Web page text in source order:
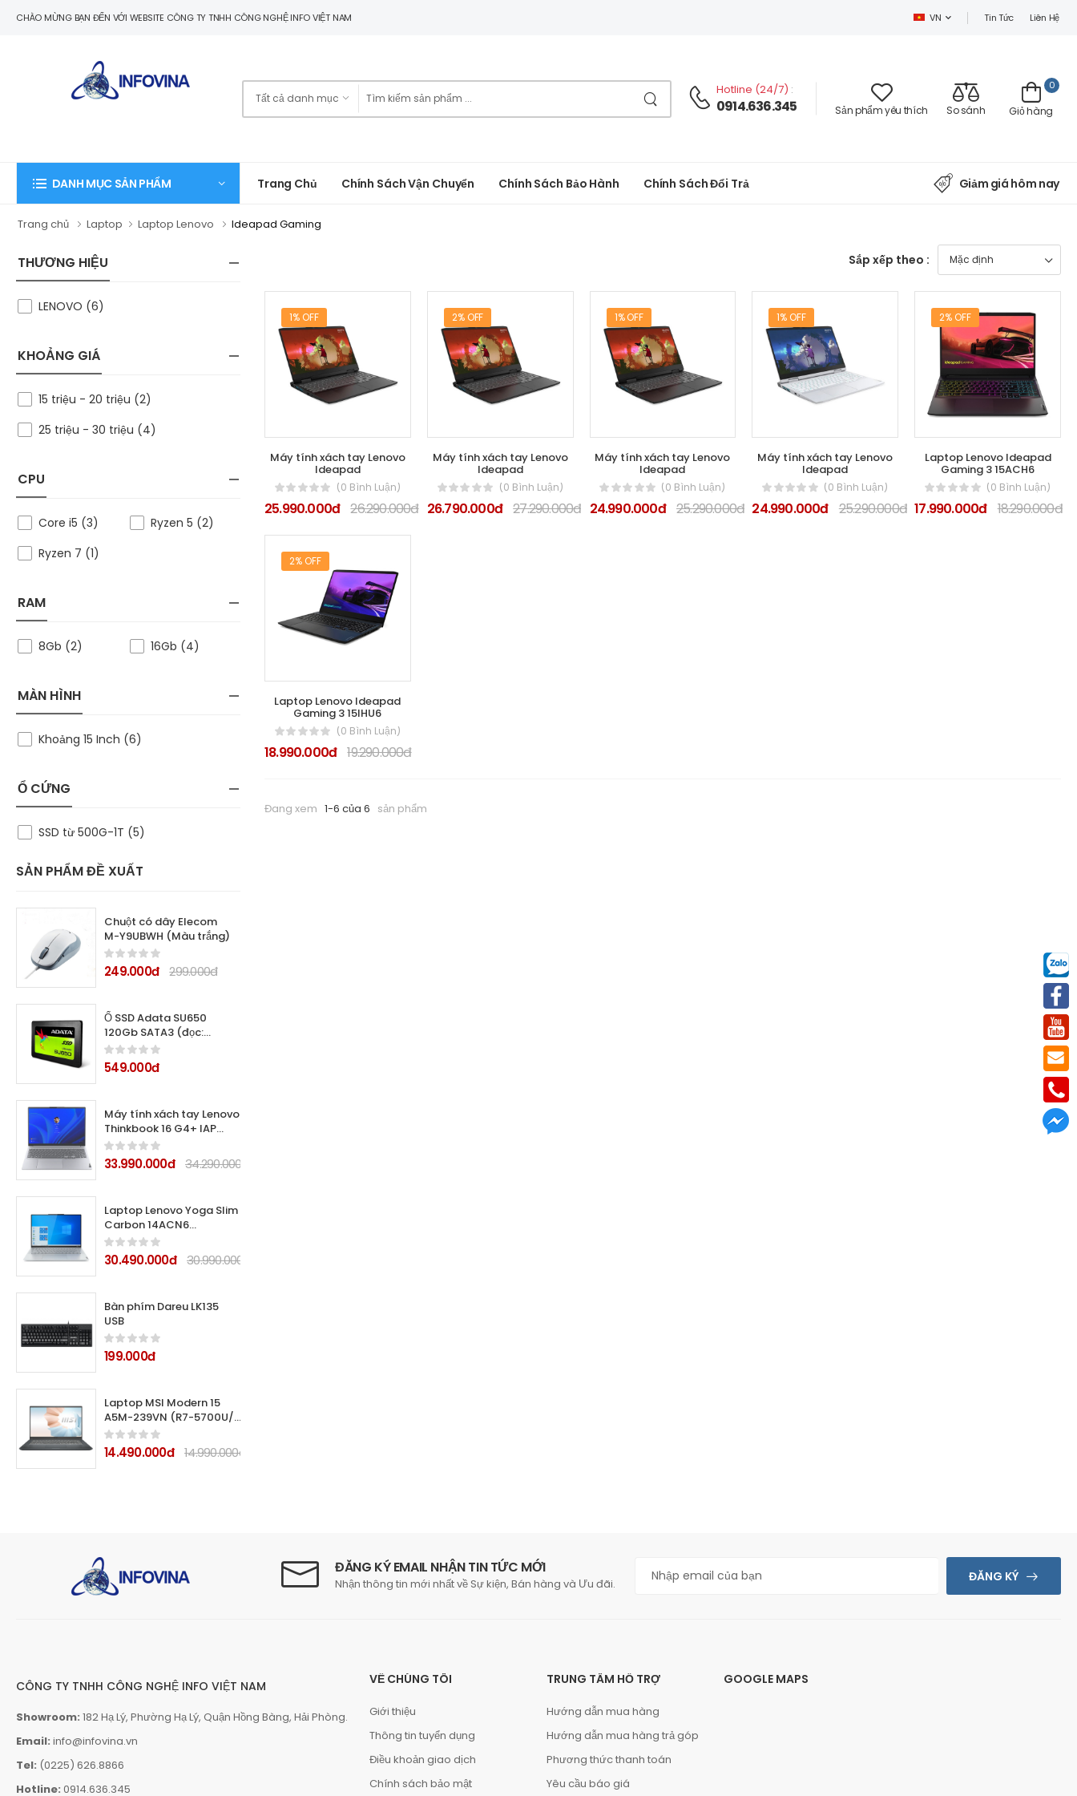
CHÀO MỪNG BẠN ĐẾN VỚI WEBSITE CÔNG TY TNHH CÔNG NGHỆ INFO VIỆT NAM VN Tin Tức Liên Hệ
Hotline (24/7) :
0914.636.345 Sản phẩm yêu thích So sánh
0
Giỏ hàng
DANH MỤC SẢN PHẨM Trang Chủ Chính Sách Vận Chuyển Chính Sách Bảo Hành Chính Sách Đổi Trả Giảm giá hôm nay
Trang chủ Laptop Laptop Lenovo Ideapad Gaming
THƯƠNG HIỆU
LENOVO (6)
KHOẢNG GIÁ
15 triệu - 20 triệu (2)
25 triệu - 30 triệu (4)
CPU
Core i5 (3)
Ryzen 5 (2)
Ryzen 7 (1)
RAM
8Gb (2) 16Gb (4)
MÀN HÌNH
Khoảng 15 Inch (6)
Ổ CỨNG
SSD từ 500G-1T (5)
SẢN PHẨM ĐỀ XUẤT
Chuột có dây Elecom
M-Y9UBWH (Màu trắng)
249.000đ 299.000đ
Ổ SSD Adata SU650
120Gb SATA3 (đọc:
520MB/s /ghi:
320MB/s)
549.000đ
Máy tính xách tay Lenovo
Thinkbook 16 G4+ IAP
21CY003JVN (Core i5
12500H/ 16GB/ 1TB SSD/
Nvidia GeForce RTX 2050
Home/ Grey/ Vỏ nhôm)
33.990.000đ 34.290.000đ
Laptop Lenovo Yoga Slim 7
Carbon 14ACN6
82L0005BVN (Ryzen 7
5800U/ RAM 16Gb/ 1Tb
SSD/ 14
30.490.000đ 30.990.000đ
Bàn phím Dareu LK135
USB
199.000đ
Laptop MSI Modern 15
A5M-239VN (R7-5700U/
8GB/ 512GB SSD/ 15.6FHD,
60Hz/ VGA ON/ Win11/
Grey/ Vỏ nhôm)
14.490.000đ 14.990.000đ
Sắp xếp theo :
1% OFF
Máy tính xách tay Lenovo
Ideapad
(0 Bình Luận)
25.990.000đ 26.290.000đ
2% OFF
Máy tính xách tay Lenovo
Ideapad
(0 Bình Luận)
26.790.000đ 27.290.000đ
1% OFF
Máy tính xách tay Lenovo
Ideapad
(0 Bình Luận)
24.990.000đ 25.290.000đ
1% OFF
Máy tính xách tay Lenovo
Ideapad
(0 Bình Luận)
24.990.000đ 25.290.000đ
2% OFF
Laptop Lenovo Ideapad
Gaming 3 15ACH6
(0 Bình Luận)
17.990.000đ 18.290.000đ
2% OFF
Laptop Lenovo Ideapad
Gaming 3 15IHU6
(0 Bình Luận)
18.990.000đ 19.290.000đ
Đang xem 1-6 của 6 sản phẩm
ĐĂNG KÝ EMAIL NHẬN TIN TỨC MỚI
Nhận thông tin mới nhất về Sự kiện, Bán hàng và Ưu đãi. ĐĂNG KÝ
CÔNG TY TNHH CÔNG NGHỆ INFO VIỆT NAM
Showroom: 182 Hạ Lý, Phường Hạ Lý, Quận Hồng Bàng, Hải Phòng.
Email: info@infovina.vn
Tel: (0225) 626.8866
Hotline: 0914.636.345
VỀ CHÚNG TÔI
Giới thiệu
Thông tin tuyển dụng
Điều khoản giao dịch
Chính sách bảo mật
TRUNG TÂM HỖ TRỢ
Hướng dẫn mua hàng
Hướng dẫn mua hàng trả góp
Phương thức thanh toán
Yêu cầu báo giá
GOOGLE MAPS